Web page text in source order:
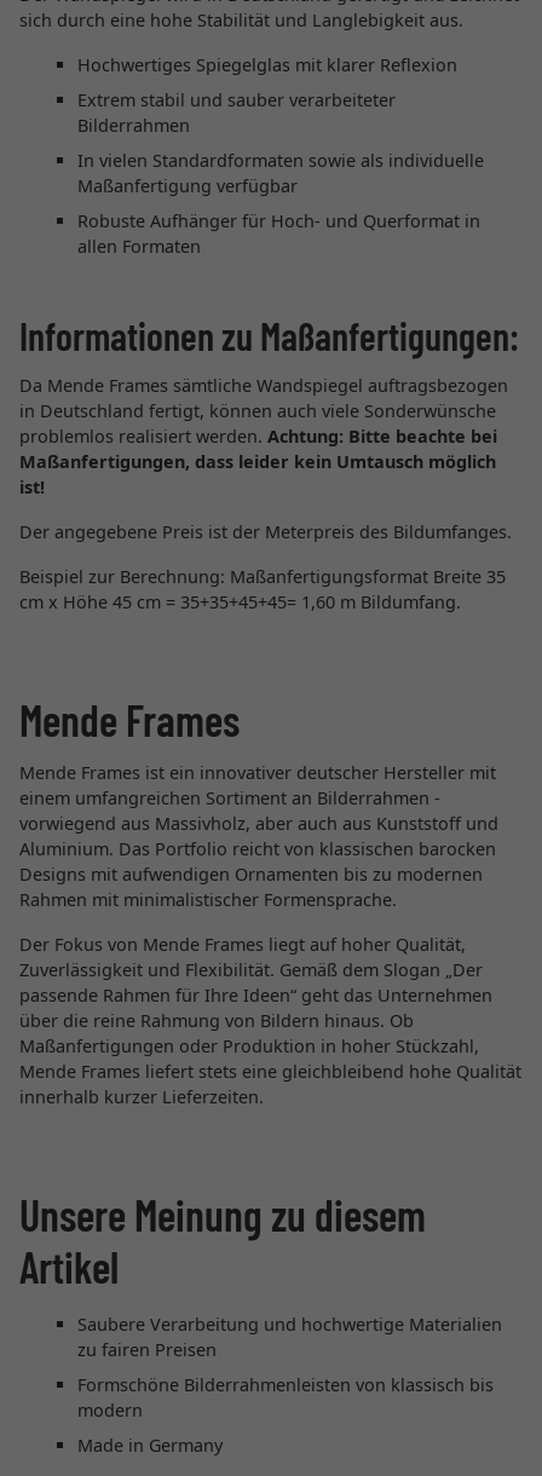
sich durch eine hohe Stabilität und Langlebigkeit aus.
Hochwertiges Spiegelglas mit klarer Reflexion
Extrem stabil und sauber verarbeiteter
Bilderrahmen
In vielen Standardformaten sowie als individuelle
Maßanfertigung verfügbar
Robuste Aufhänger für Hoch- und Querformat in
allen Formaten
Informationen zu Maßanfertigungen:
Da Mende Frames sämtliche Wandspiegel auftragsbezogen
in Deutschland fertigt, können auch viele Sonderwünsche
problemlos realisiert werden. Achtung: Bitte beachte bei
Maßanfertigungen, dass leider kein Umtausch möglich
ist!
Der angegebene Preis ist der Meterpreis des Bildumfanges.
Beispiel zur Berechnung: Maßanfertigungsformat Breite 35
cm x Höhe 45 cm = 35+35+45+45= 1,60 m Bildumfang.
Mende Frames
Mende Frames ist ein innovativer deutscher Hersteller mit
einem umfangreichen Sortiment an Bilderrahmen -
vorwiegend aus Massivholz, aber auch aus Kunststoff und
Aluminium. Das Portfolio reicht von klassischen barocken
Designs mit aufwendigen Ornamenten bis zu modernen
Rahmen mit minimalistischer Formensprache.
Der Fokus von Mende Frames liegt auf hoher Qualität,
Zuverlässigkeit und Flexibilität. Gemäß dem Slogan „Der
passende Rahmen für Ihre Ideen“ geht das Unternehmen
über die reine Rahmung von Bildern hinaus. Ob
Maßanfertigungen oder Produktion in hoher Stückzahl,
Mende Frames liefert stets eine gleichbleibend hohe Qualität
innerhalb kurzer Lieferzeiten.
Unsere Meinung zu diesem
Artikel
Saubere Verarbeitung und hochwertige Materialien
zu fairen Preisen
Formschöne Bilderrahmenleisten von klassisch bis
modern
Made in Germany